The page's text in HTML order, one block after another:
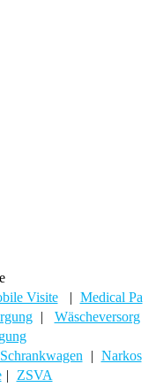
Visite | Medical Pa
|
Wäscheversorg
Schrankwagen | Narkos
|
ZSVA